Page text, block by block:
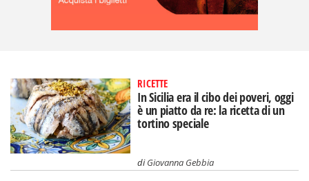
RICETTE
In Sicilia era il cibo dei poveri, oggi
è un piatto da re: la ricetta di un
tortino speciale
diGiovanna Gebbia